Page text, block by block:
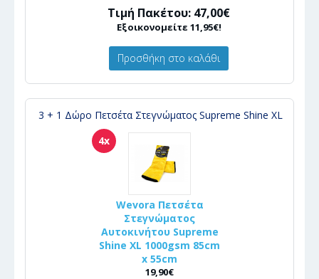
Τιμή Πακέτου: 47,00€
Εξοικονομείτε 11,95€!
Προσθήκη στο καλάθι
3 + 1 Δώρο Πετσέτα Στεγνώματος Supreme Shine XL
4x
Wevora Πετσέτα
Στεγνώματος
Αυτοκινήτου Supreme
Shine XL 1000gsm 85cm
x 55cm
19,90€